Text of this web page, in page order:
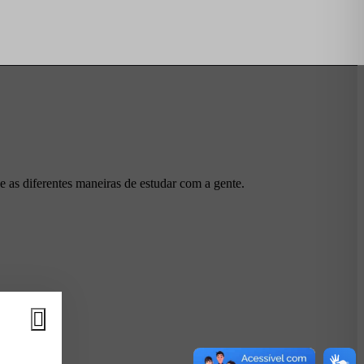
as diferentes maneiras de estudar com a gente.